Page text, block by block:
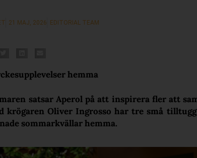
21 MAJ, 2026 EDITORIAL TEAM
hemma
satsar Aperol på att inspirera fler att
krögaren Oliver Ingrosso har tre små
sommarkvällar hemma.